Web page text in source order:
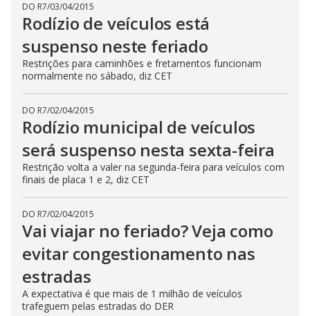
DO R7/03/04/2015
Rodízio de veículos está
suspenso neste feriado
Restrições para caminhões e fretamentos funcionam
normalmente no sábado, diz CET
DO R7/02/04/2015
Rodízio municipal de veículos
será suspenso nesta sexta-feira
Restrição volta a valer na segunda-feira para veículos com
finais de placa 1 e 2, diz CET
DO R7/02/04/2015
Vai viajar no feriado? Veja como
evitar congestionamento nas
estradas
A expectativa é que mais de 1 milhão de veículos
trafeguem pelas estradas do DER